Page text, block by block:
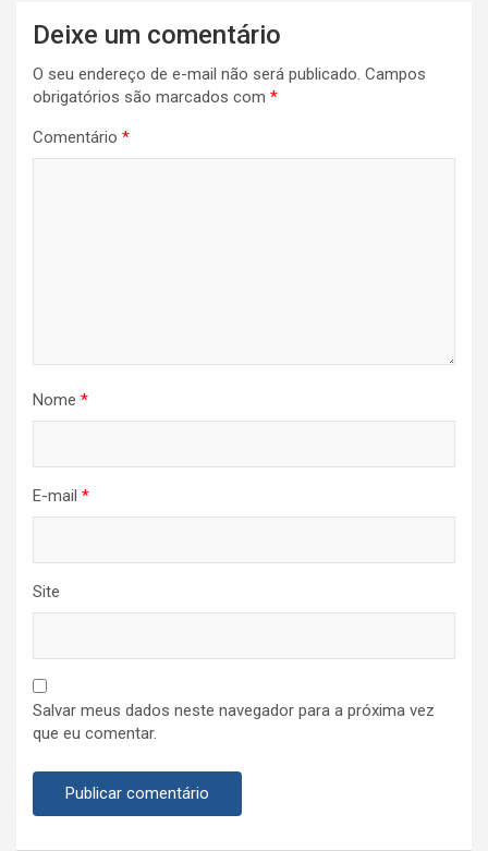
Navegação
de
Post
Deixe um comentário
O seu endereço de e-mail não será publicado. Campos
obrigatórios são marcados com *
Comentário *
Nome *
E-mail *
Site
Salvar meus dados neste navegador para a próxima vez
que eu comentar.